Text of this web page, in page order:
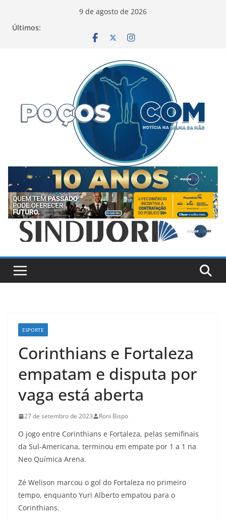
9 de agosto de 2026
Últimos:
ESPORTE
Corinthians e Fortaleza
empatam e disputa por
vaga está aberta
27 de setembro de 2023 Roni Bispo
O jogo entre Corinthians e Fortaleza, pelas semifinais
da Sul-Americana, terminou em empate por 1 a 1 na
Neo Química Arena.
Zé Welison marcou o gol do Fortaleza no primeiro
tempo, enquanto Yuri Alberto empatou para o
Corinthians.